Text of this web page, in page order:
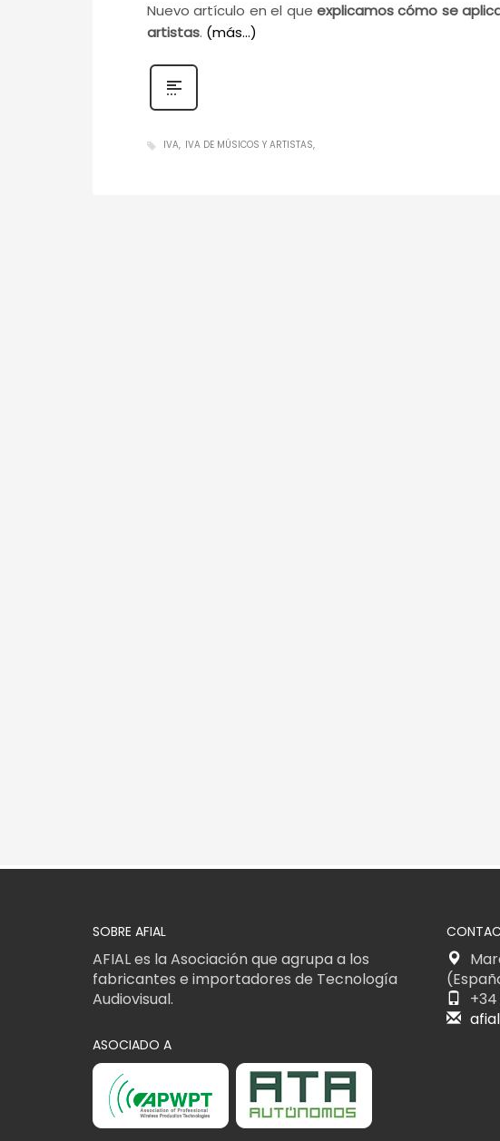
Nuevo artículo en el que explicamos cómo se
artistas. (más…)
IVA IVA DE MÚSICOS Y ARTISTAS
SOBRE AFIAL
AFIAL es la Asociación que agrupa a los
fabricantes e importadores de Tecnología
Audiovisual.
ASOCIADO A
+34